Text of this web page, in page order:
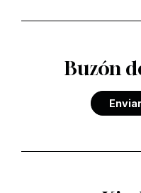
Buzón